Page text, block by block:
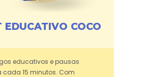
EDUCATIVO COCO
educativos e pausas
cada 15 minutos. Com